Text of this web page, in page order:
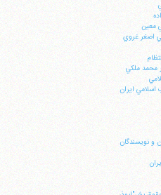
معين
اصغر غروي
محمد ملكي
اسلامي ايران
و نويسندگان